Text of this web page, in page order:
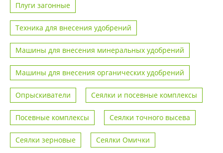
Плуги загонные
Техника для внесения удобрений
Машины для внесения минеральных удобрений
Машины для внесения органических удобрений
Опрыскиватели Сеялки и посевные комплексы
Посевные комплексы Сеялки точного высева
Сеялки зерновые Сеялки Омички